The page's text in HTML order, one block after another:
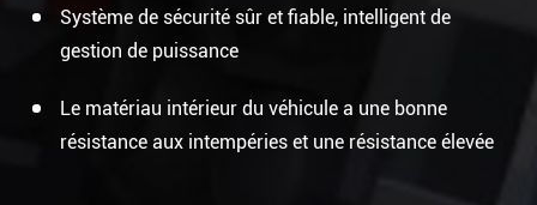
Système de sécurité sûr et fiable, intelligent de
gestion de puissance
Le matériau intérieur du véhicule a une bonne
résistance aux intempéries et une résistance élevée